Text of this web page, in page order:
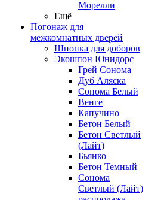
Морелли
Ещё
Погонаж для
межкомнатных дверей
Шпонка для доборов
Экошпон Юнидорс
Грей Сонома
Дуб Аляска
Сонома Белый
Венге
Капучино
Бетон Белый
Бетон Светлый
(Лайт)
Бьянко
Бетон Темный
Сонома
Светлый (Лайт)